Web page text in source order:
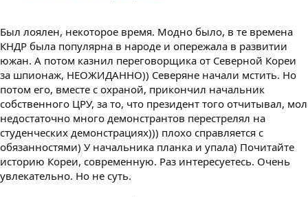
Был лоялен, некоторое время. Модно было, в те времена
КНДР была популярна в народе и опережала в развитии
южан. А потом казнил переговорщика от Северной Кореи
за шпионаж, НЕОЖИДАННО)) Северяне начали мстить. Но
потом его, вместе с охраной, прикончил начальник
собственного ЦРУ, за то, что президент того отчитывал, мол
недостаточно много демонстрантов перестрелял на
студенческих демонстрациях))) плохо справляется с
обязанностями) У начальника планка и упала) Почитайте
историю Кореи, современную. Раз интересуетесь. Очень
увлекательно. Но не суть.